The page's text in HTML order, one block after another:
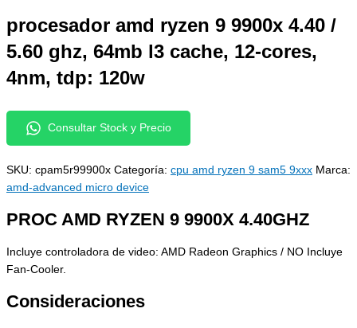
procesador amd ryzen 9 9900x 4.40 /
5.60 ghz, 64mb l3 cache, 12-cores,
4nm, tdp: 120w
Consultar Stock y Precio
SKU: cpam5r99900x Categoría: cpu amd ryzen 9 sam5 9xxx Marca:
amd-advanced micro device
PROC AMD RYZEN 9 9900X 4.40GHZ
Incluye controladora de video: AMD Radeon Graphics / NO Incluye
Fan-Cooler.
Consideraciones